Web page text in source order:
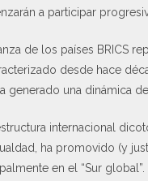
a participar
de los países BRICS
desde hace
generado una dinámica
internacional
ha promovido (y
en el “Sur